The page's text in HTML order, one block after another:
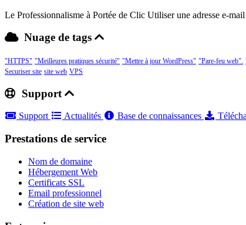
Le Professionnalisme à Portée de Clic Utiliser une adresse e-
Nuage de tags
"HTTPS" "Meilleures pratiques sécurité" "Mettre à jour WordPress" "Pare-feu web".
Securiser site site web VPS
Support
Support Actualités Base de connaissances
Prestations de service
Nom de domaine
Hébergement Web
Certificats SSL
Email professionnel
Création de site web